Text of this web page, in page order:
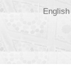
English